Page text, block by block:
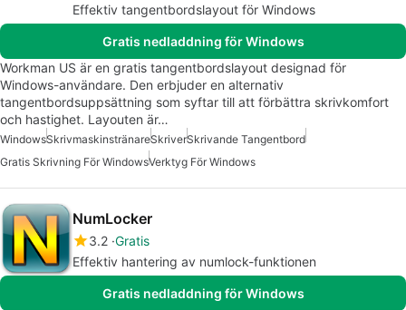
Effektiv tangentbordslayout för Windows
Gratis nedladdning för Windows
Workman US är en gratis tangentbordslayout designad för
Windows-användare. Den erbjuder en alternativ
tangentbordsuppsättning som syftar till att förbättra skrivkomfort
och hastighet. Layouten är…
WindowsSkrivmaskinstränareSkriverSkrivande Tangentbord
Gratis Skrivning För WindowsVerktyg För Windows
NumLocker
3.2 Gratis
Effektiv hantering av numlock-funktionen
Gratis nedladdning för Windows